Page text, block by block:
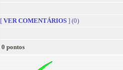
[ VER COMENTÁRIOS ] (0)
0 pontos